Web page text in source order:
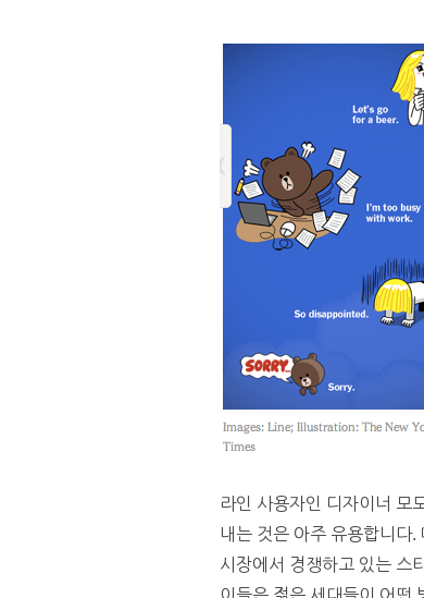
라인 사용자인 디자이너 모
내는 것은 아주 유용합니다
시장에서 경쟁하고 있는 스